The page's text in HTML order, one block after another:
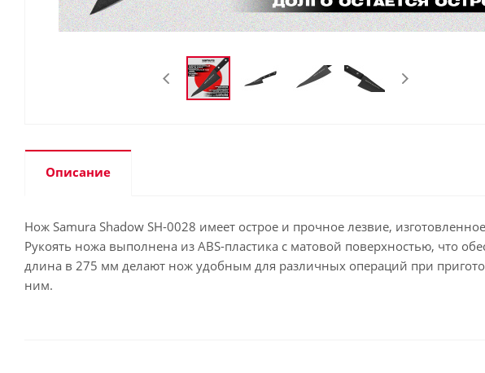
Описание
Нож Samura Shadow SH-0028 имеет острое и прочное лезвие,
Рукоять ножа выполнена из ABS-пластика с матовой поверхностью, что
длина в 275 мм делают нож удобным для различных операций при
ним.